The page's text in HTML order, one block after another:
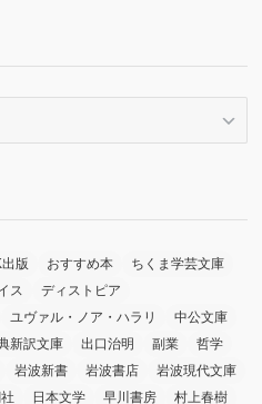
版 おすすめ本
ちくま学芸文庫
ス
ディストピア
ユヴァル・ノア・ハラリ
中公文庫
新訳文庫 出口治明 副業
哲学
岩波新書 岩波書店
岩波現代文庫
日本文学 早川書房 村上春樹